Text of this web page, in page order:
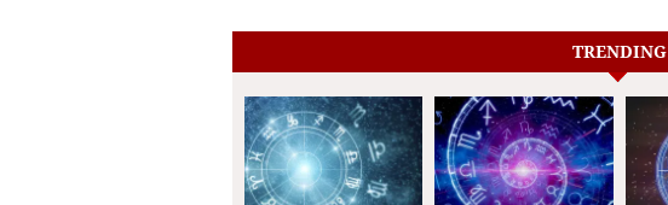
TRENDING